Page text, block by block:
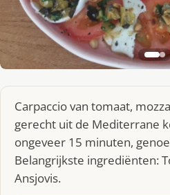
Carpaccio van tomaat,
gerecht uit de Mediterrane
ongeveer 15 minuten,
Belangrijkste ingrediënten:
Ansjovis.